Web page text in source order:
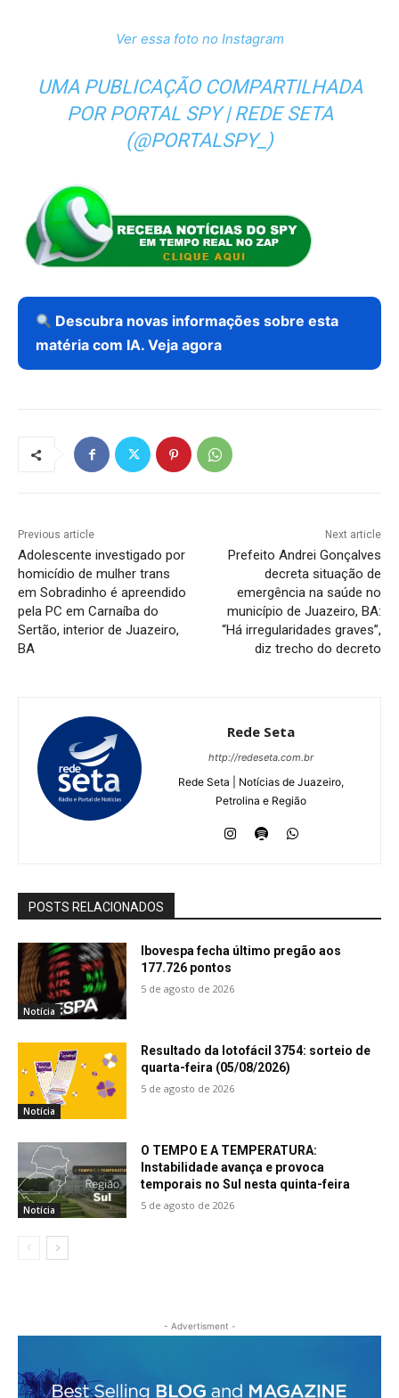
Ver essa foto no Instagram
UMA PUBLICAÇÃO COMPARTILHADA
POR PORTAL SPY | REDE SETA
(@PORTALSPY_)
Descubra novas informações sobre esta
matéria com IA. Veja agora
Previous article
Adolescente investigado por
homicídio de mulher trans
em Sobradinho é apreendido
pela PC em Carnaíba do
Sertão, interior de Juazeiro,
BA
Next article
Prefeito Andrei Gonçalves
decreta situação de
emergência na saúde no
município de Juazeiro, BA:
“Há irregularidades graves”,
diz trecho do decreto
Rede Seta
http://redeseta.com.br
Rede Seta | Notícias de Juazeiro,
Petrolina e Região
POSTS RELACIONADOS
Notícia
Ibovespa fecha último pregão aos
177.726 pontos
5 de agosto de 2026
Notícia
Resultado da lotofácil 3754: sorteio de
quarta-feira (05/08/2026)
5 de agosto de 2026
Notícia
O TEMPO E A TEMPERATURA:
Instabilidade avança e provoca
temporais no Sul nesta quinta-feira
5 de agosto de 2026
- Advertisment -